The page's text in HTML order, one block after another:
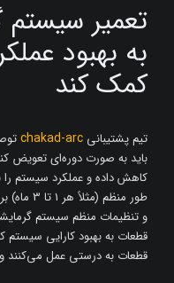
تعمیر سیستم
به بهبود
کمک کند
تیم پشتیبانی chakad-arc
باید به صورت دوره‌ای تعویض
کاهش داده و عملکرد سیستم را
طور
و تنظیمات منظم سیستم
قطعات به بهبود کارایی
قطعات به درستی عمل می‌کنند